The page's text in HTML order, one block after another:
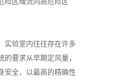
险区域流向高危险区
实验室内往往存在许多
要求从早期定风量，
安全，以最高的精确性